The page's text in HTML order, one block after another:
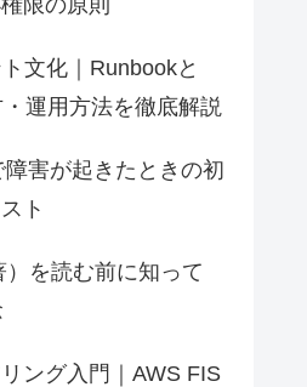
文化｜Runbookと
運用方法を徹底解説
害が起きたときの初
ト
を読む前に知って
ング入門｜AWS FIS